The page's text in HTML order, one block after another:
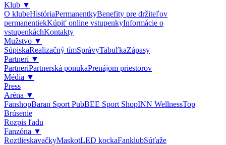
Klub ▼
O klubeHistóriaPermanentkyBenefity pre držiteľov
permanentiekKúpiť online vstupenkyInformácie o
vstupenkáchKontakty
Mužstvo ▼
SúpiskaRealizačný tímSprávyTabuľkaZápasy
Partneri ▼
PartneriPartnerská ponukaPrenájom priestorov
Média ▼
Press
Aréna ▼
FanshopBaran Sport PubBEE Sport ShopINN WellnessTop
Brúsenie
Rozpis ľadu
Fanzóna ▼
RoztlieskavačkyMaskotLED kockaFanklubSúťaže